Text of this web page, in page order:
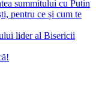
summitului cu Putin
pentru ce și cum te
lider al Bisericii